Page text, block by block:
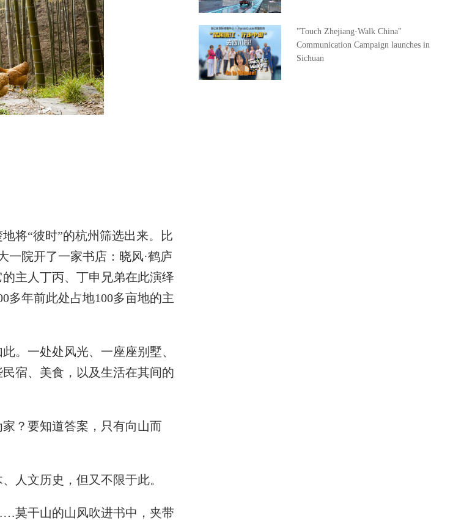
将“彼时”的杭州筛选出来。比
一院开了一家书店：晓风·鹤庐
主人丁丙、丁申兄弟在此演绎
多年前此处占地100多亩地的主
一处处风光、一座座别墅、
宿、美食，以及生活在其间的
？要知道答案，只有向山而
文历史，但又不限于此。
干山的山风吹进书中，夹带
"Touch Zhejiang·Walk China"
Communication Campaign launches in
Sichuan